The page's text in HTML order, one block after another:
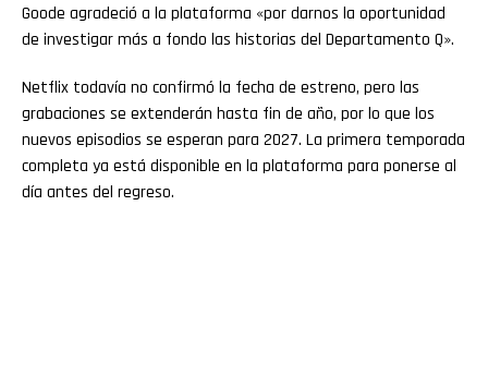
Goode agradeció a la plataforma «por darnos la oportunidad
de investigar más a fondo las historias del Departamento Q».
Netflix todavía no confirmó la fecha de estreno, pero las
grabaciones se extenderán hasta fin de año, por lo que los
nuevos episodios se esperan para 2027. La primera temporada
completa ya está disponible en la plataforma para ponerse al
día antes del regreso.